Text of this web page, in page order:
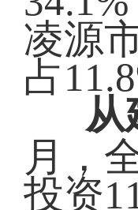
凌源
占
从
月
，
投资1